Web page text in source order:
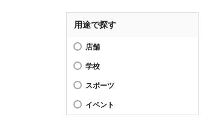
用途で探す
店舗
学校
スポーツ
イベント